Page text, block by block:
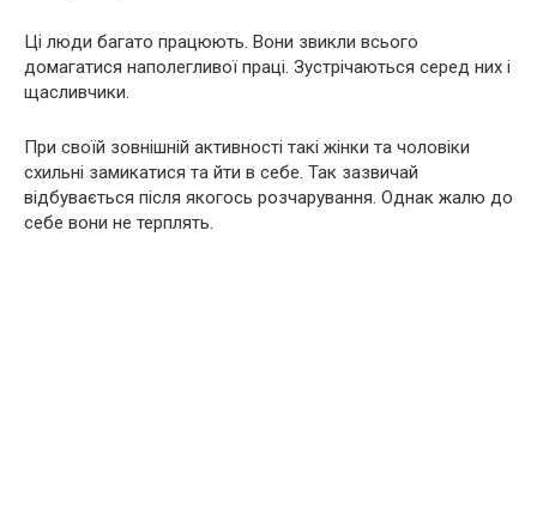
Ці люди багато працюють. Вони звикли всього
домагатися наполегливої ​​праці. Зустрічаються серед них і
щасливчики.
При своїй зовнішній активності такі жінки та чоловіки
схильні замикатися та йти в себе. Так зазвичай
відбувається після якогось розчарування. Однак жалю до
себе вони не терплять.